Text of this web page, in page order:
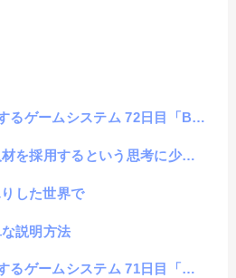
テム 72日目「BGM機能を搭載したら見えてきた仕様」
るという思考に少し疑問を持ったという話
した世界で
な説明方法
システム 71日目「家具置いてみました」